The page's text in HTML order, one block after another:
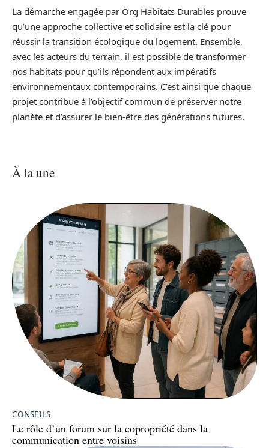
La démarche engagée par Org Habitats Durables prouve
qu’une approche collective et solidaire est la clé pour
réussir la transition écologique du logement. Ensemble,
avec les acteurs du terrain, il est possible de transformer
nos habitats pour qu’ils répondent aux impératifs
environnementaux contemporains. C’est ainsi que chaque
projet contribue à l’objectif commun de préserver notre
planète et d’assurer le bien-être des générations futures.
À la une
CONSEILS
Le rôle d’un forum sur la copropriété dans la
communication entre voisins